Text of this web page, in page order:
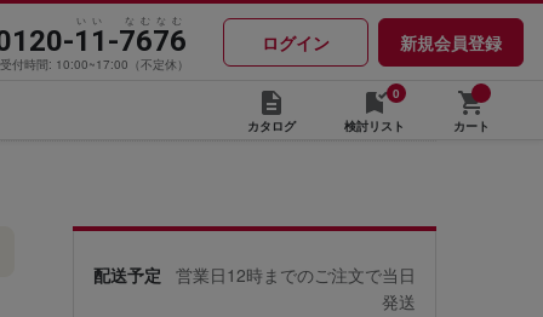
いい なむなむ
11-7676
受付時間: 10:00~17:00（不定休）
ログイン 新規会員登録
カタログ
0
検討リスト
カート
配送予定
営業日12時までのご注文で当日
発送